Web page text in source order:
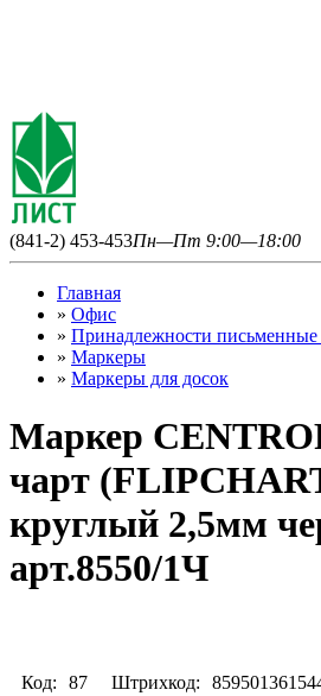
(841-2) 453-453Пн—Пт 9:00—18:00
Главная
» Офис
» Принадлежности
» Маркеры
» Маркеры для досок
Маркер
чарт
круглый 2,5мм
арт.8550/1Ч
Код: 87 Штрихкод: